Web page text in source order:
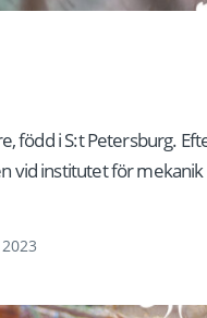
född i S:t Petersburg.
vid institutet för mekanik